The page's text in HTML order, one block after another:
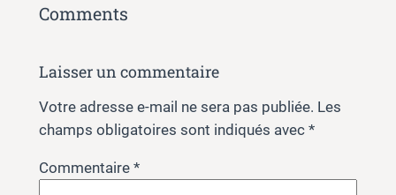
Comments
Laisser un commentaire
Votre adresse e-mail ne sera pas publiée. Les
champs obligatoires sont indiqués avec *
Commentaire *